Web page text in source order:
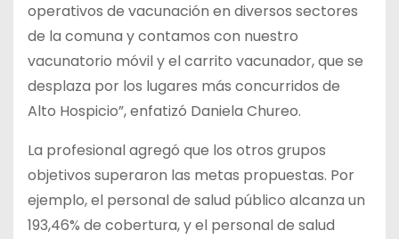
operativos de vacunación en diversos sectores
de la comuna y contamos con nuestro
vacunatorio móvil y el carrito vacunador, que se
desplaza por los lugares más concurridos de
Alto Hospicio”, enfatizó Daniela Chureo.
La profesional agregó que los otros grupos
objetivos superaron las metas propuestas. Por
ejemplo, el personal de salud público alcanza un
193,46% de cobertura, y el personal de salud